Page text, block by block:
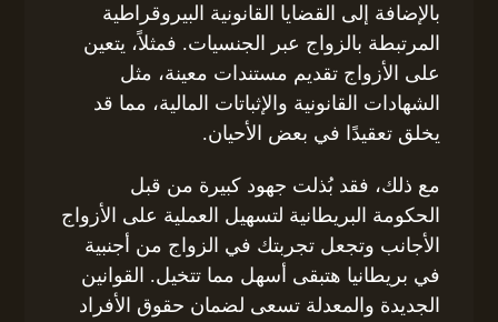
بالإضافة إلى القضايا القانونية البيروقراطية
المرتبطة بالزواج عبر الجنسيات. فمثلاً، يتعين
على الأزواج تقديم مستندات معينة، مثل
الشهادات القانونية والإثباتات المالية، مما قد
يخلق تعقيدًا في بعض الأحيان.
مع ذلك، فقد بُذلت جهود كبيرة من قبل
الحكومة البريطانية لتسهيل العملية على الأزواج
الأجانب وتجعل تجربتك في الزواج من أجنبية
في بريطانيا هتبقى أسهل مما تتخيل. القوانين
الجديدة والمعدلة تسعى لضمان حقوق الأفراد